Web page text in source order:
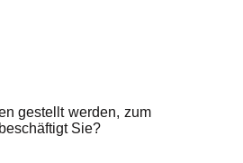
gestellt werden, zum
Sie?